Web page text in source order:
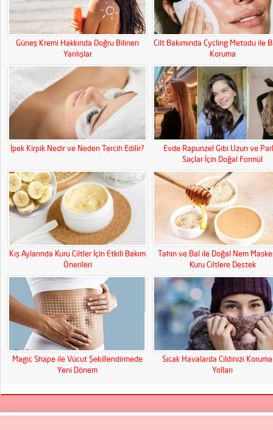
Güneş Kremi Hakkında Doğru Bilinen
Yanlışlar
Cilt Bakımında Cycling Metodu ile
Koruma
İpek Kirpik Nedir ve Neden Tercih Edilir?
Evde Rapunzel Gibi Uzun ve
Saçlar İçin Doğal Formül
Kış Aylarında Kuru Ciltler İçin Etkili Bakım
Önerileri
Tahin ve Bal ile Doğal Nem
Kuru Ciltlere Destek
Magic Shape ile Vücut Şekillendirmede
Yeni Dönem
Sıcak Havalarda Cildinizi
Yolları